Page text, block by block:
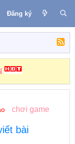
Đăng ký
chơi game
bài